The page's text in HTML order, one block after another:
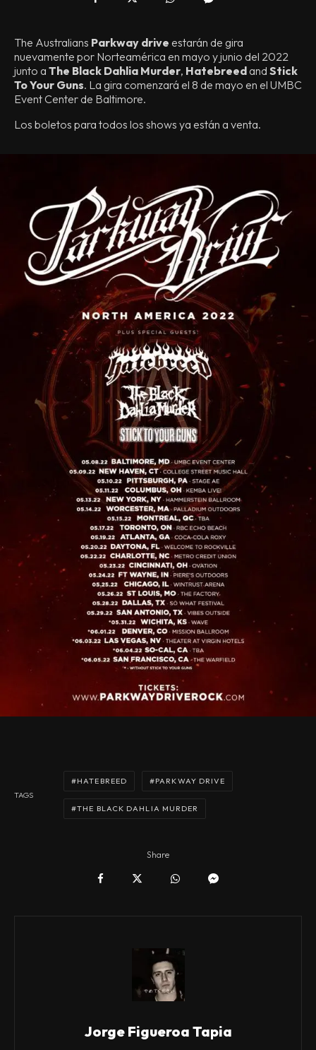
The Australians Parkway drive estarán de gira
nuevamente por Norteamérica en mayo y junio del 2022
junto a The Black Dahlia Murder, Hatebreed and Stick
To Your Guns. La gira comenzará el 8 de mayo en el UMBC
Event Center de Baltimore.
Los boletos para todos los shows ya están a venta.
TAGS
HATEBREED PARKWAY DRIVE
THE BLACK DAHLIA MURDER
Share
Jorge Figueroa Tapia